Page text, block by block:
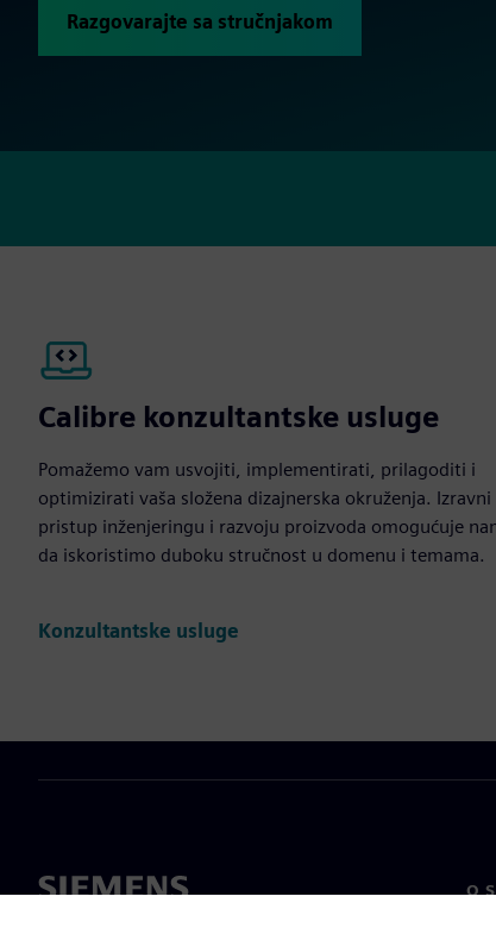
Razgovarajte sa stručnjakom
Calibre konzultantske usluge
Pomažemo vam usvojiti, implementirati, prilagoditi i
optimizirati vaša složena dizajnerska okruženja. Izravni
pristup inženjeringu i razvoju proizvoda omogućuje
da iskoristimo duboku stručnost u domenu i temama.
Konzultantske usluge
O